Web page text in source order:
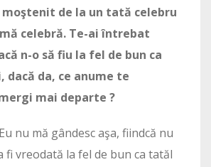
moştenit de la un tată celebru
celebră. Te-ai întrebat
n-o să fiu la fel de bun ca
dacă da, ce anume te
mai departe ?
Eu nu mă gândesc aşa, fiindcă nu
fi vreodată la fel de bun ca tatăl